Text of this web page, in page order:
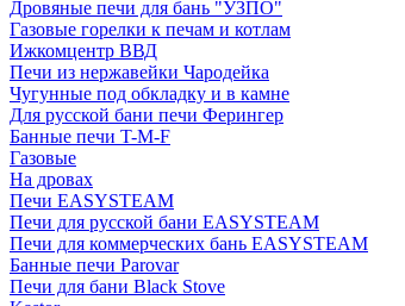
Дровяные печи для бань "УЗПО"
Газовые горелки к печам и котлам
Ижкомцентр ВВД
Печи из нержавейки Чародейка
Чугунные под обкладку и в камне
Для русской бани печи Ферингер
Банные печи T-M-F
Газовые
На дровах
Печи EASYSTEAM
Печи для русской бани EASYSTEAM
Печи для коммерческих бань EASYSTEAM
Банные печи Parovar
Печи для бани Black Stove